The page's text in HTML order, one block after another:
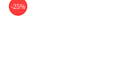
-25%